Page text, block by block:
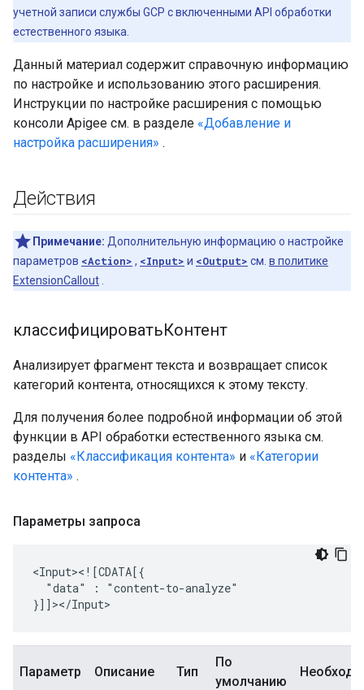
учетной записи службы GCP с включенными API обработки
естественного языка.
Данный материал содержит справочную информацию
по настройке и использованию этого расширения.
Инструкции по настройке расширения с помощью
консоли Apigee см. в разделе «Добавление и
настройка расширения» .
Действия
Примечание: Дополнительную информацию о настройке
параметров <Action> , <Input> и <Output> см. в политике
ExtensionCallout
классифицироватьКонтент
Анализирует фрагмент текста и возвращает список
категорий контента, относящихся к этому тексту.
Для получения более подробной информации об этой
функции в API обработки естественного языка см.
разделы «Классификация контента» и «Категории
контента» .
Параметры запроса
"data"
:
"content-to-analyze"
Параметр Описание Тип
По
умолчанию